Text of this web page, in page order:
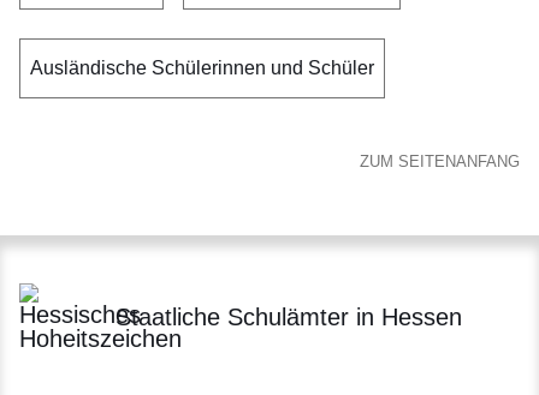
Ausländische Schülerinnen und Schüler
ZUM SEITENANFANG
Staatliche Schulämter in Hessen